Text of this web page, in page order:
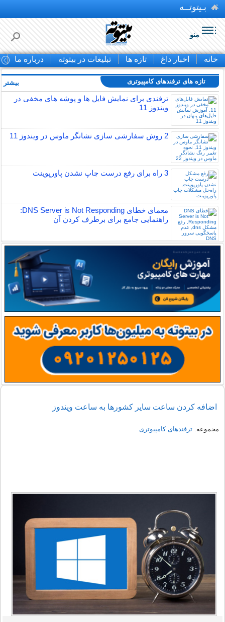
بـیتوتــه
منو
خانه اخبار داغ تازه ها تبلیغات در بیتوته درباره ما
تازه های ترفندهای کامپیوتری
ترفندی برای نمایش فایل ها و پوشه های مخفی در
ویندوز 11
2 روش سفارشی سازی نشانگر ماوس در ویندوز 11
3 راه برای رفع درست چاپ نشدن پاورپوینت
معمای خطای DNS Server is Not Responding:
راهنمایی جامع برای برطرف کردن آن
بیشتر
اضافه کردن ساعت سایر کشورها به ساعت ویندوز
مجموعه:ترفندهای کامپیوتری